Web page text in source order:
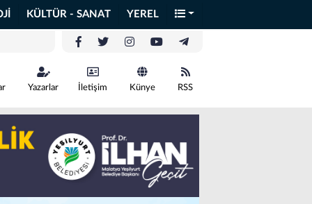
KÜLTÜR - SANAT YEREL
Yazarlar İletişim Künye RSS